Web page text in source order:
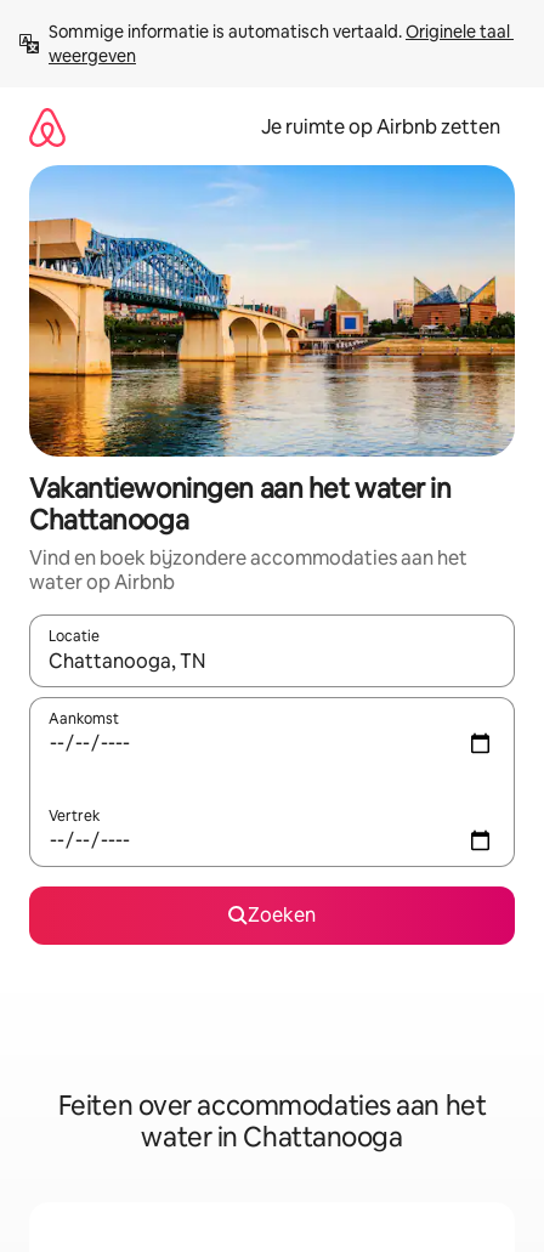
direct
naar
Sommige informatie is automatisch vertaald. Originele taal
weergeven
Je ruimte op Airbnb zetten
Vakantiewoningen aan het water in
Chattanooga
Vind en boek bijzondere accommodaties aan het
water op Airbnb
Locatie
Wanneer er suggesties beschikbaar zijn, maak je een keuze
Aankomst
Vertrek
Zoeken
Feiten over accommodaties aan het
water in Chattanooga